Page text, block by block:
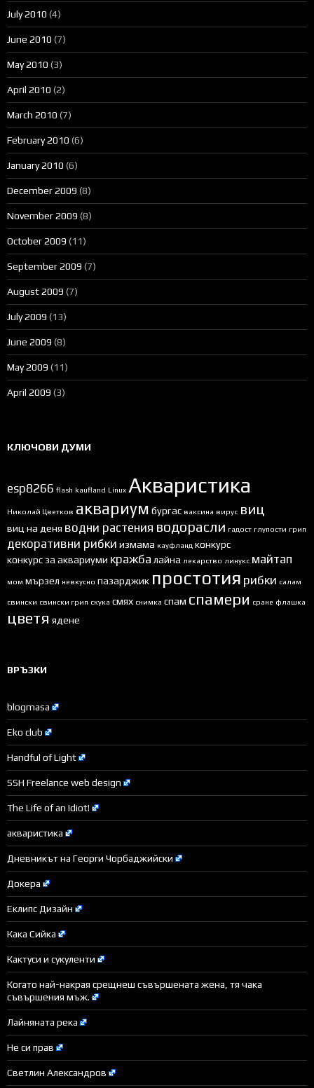
July 2010 (4)
June 2010 (7)
May 2010 (3)
April 2010 (2)
March 2010 (7)
February 2010 (6)
January 2010 (6)
December 2009 (8)
November 2009 (8)
October 2009 (11)
September 2009 (7)
August 2009 (7)
July 2009 (13)
June 2009 (8)
May 2009 (11)
April 2009 (3)
КЛЮЧОВИ ДУМИ
esp8266 flash kaufland Linux Акваристика
Николай Цветков аквариум бургас ваксина вирус виц
виц на деня водни растения водорасли гадост глупости грип
декоративни рибки измама кауфланд конкурс
конкурс за аквариуми кражба лайна лекарство линукс майтап
мом мързел невкусно пазарджик простотия рибки салам
свински свински грип скука смях снимка спам спамери сране флашка
цветя ядене
ВРЪЗКИ
blogmasa
Eko club
Handful of Light
SSH Freelance web design
The Life of an Idiot!
акваристика
Дневникът на Георги Чорбаджийски
Докера
Еклипс Дизайн
Кака Сийка
Кактуси и сукуленти
Когато най-накрая срещнеш съвършената жена, тя чака
съвършения мъж.
Лайняната река
Не си прав
Светлин Александров